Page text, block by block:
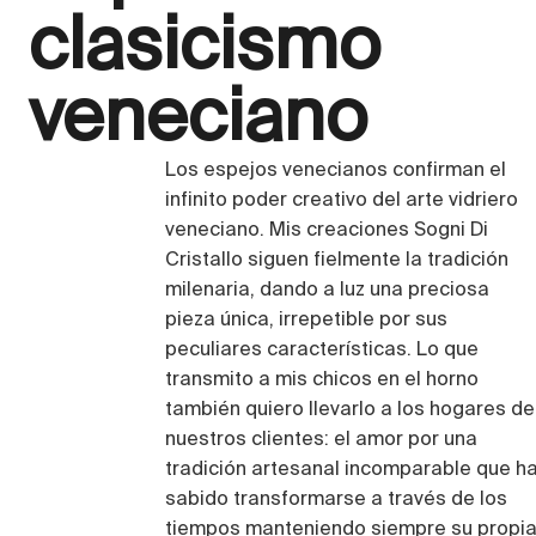
clasicismo
veneciano
Los espejos venecianos confirman el
infinito poder creativo del arte vidriero
veneciano. Mis creaciones Sogni Di
Cristallo siguen fielmente la tradición
milenaria, dando a luz una preciosa
pieza única, irrepetible por sus
peculiares características. Lo que
transmito a mis chicos en el horno
también quiero llevarlo a los hogares de
nuestros clientes: el amor por una
tradición artesanal incomparable que
sabido transformarse a través de los
tiempos manteniendo siempre su